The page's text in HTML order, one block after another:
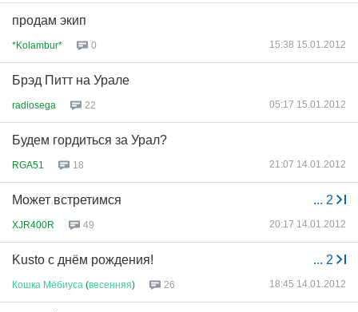
продам экип
*Kolambur* 0 15:38 15.01.2012
Брэд Питт на Урале
radiosega 22 05:17 15.01.2012
Будем гордиться за Урал?
RGA51 18 21:07 14.01.2012
... 2
Может встретимся
XJR400R 49 20:17 14.01.2012
... 2
Kusto с днём рождения!
Кошка Мёбиуса (весенняя) 26 18:45 14.01.2012